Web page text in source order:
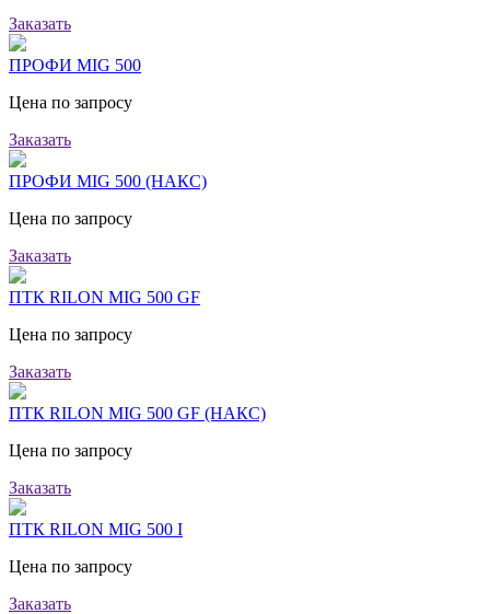
Заказать
ПРОФИ MIG 500
Цена по запросу
Заказать
ПРОФИ MIG 500 (НАКС)
Цена по запросу
Заказать
ПТК RILON MIG 500 GF
Цена по запросу
Заказать
ПТК RILON MIG 500 GF (НАКС)
Цена по запросу
Заказать
ПТК RILON MIG 500 I
Цена по запросу
Заказать